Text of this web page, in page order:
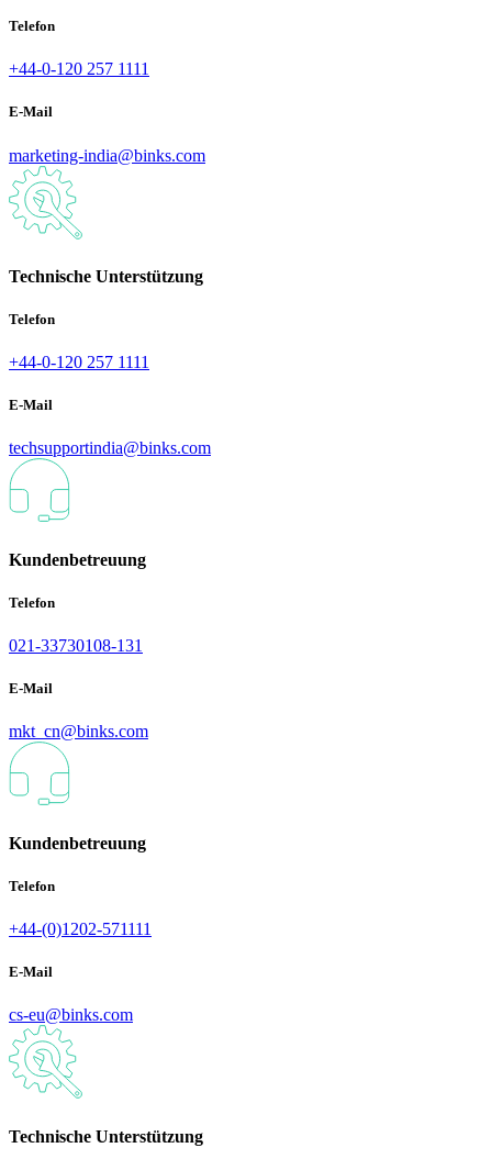
Telefon
+44-0-120 257 1111
E-Mail
marketing-india@binks.com
Technische Unterstützung
Telefon
+44-0-120 257 1111
E-Mail
techsupportindia@binks.com
Kundenbetreuung
Telefon
021-33730108-131
E-Mail
mkt_cn@binks.com
Kundenbetreuung
Telefon
+44-(0)1202-571111
E-Mail
cs-eu@binks.com
Technische Unterstützung